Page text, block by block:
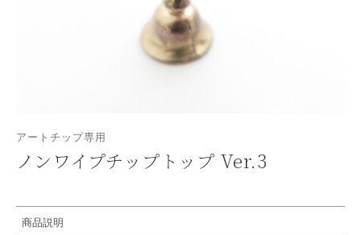
アートチップ専用
ノンワイプチップトップ Ver.3
商品説明